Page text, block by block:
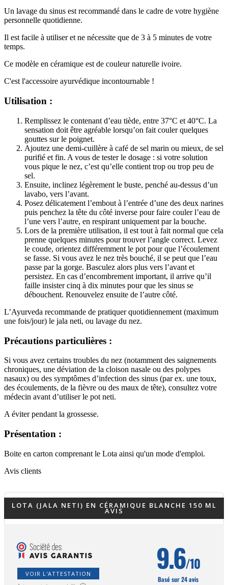
Un lavage du sinus est recommandé dans le cadre de votre hygiène
personnelle quotidienne.
Il est facile à utiliser et ne nécessite que de 3 à 5 minutes de votre
temps.
Ce modèle en céramique est de couleur naturelle ivoire.
C'est l'accessoire ayurvédique incontournable !
Utilisation :
Remplissez le contenant d’eau tiède, entre 37°C et 40°C. La
sensation doit être agréable lorsqu’on fait couler quelques
gouttes sur le poignet.
Ajoutez une demi-cuillère à café de sel marin ou mieux, de sel
purifié et fin. A vous de tester le dosage : si votre solution
vous pique le nez, c’est qu’elle contient trop ou trop peu de
sel.
Ensuite, inclinez légèrement le buste, penché au-dessus d’un
lavabo, vers l’avant.
Posez délicatement l’embout à l’entrée d’une des deux narines
puis penchez la tête du côté inverse pour faire couler l’eau de
l’une vers l’autre, en respirant uniquement par la bouche.
Lors de la première utilisation, il est tout à fait normal que cela
prenne quelques minutes pour trouver l’angle correct. Levez
le coude, orientez différemment le pot pour que l’écoulement
se fasse. Si vous avez le nez très bouché, il se peut que l’eau
passe par la gorge. Basculez alors plus vers l’avant et
persistez. En cas d’encombrement important, il arrive qu’il
faille insister cinq à dix minutes pour que les sinus se
débouchent. Renouvelez ensuite de l’autre côté.
L’Ayurveda recommande de pratiquer quotidiennement (maximum
une fois/jour) le jala neti, ou lavage du nez.
Précautions particulières :
Si vous avez certains troubles du nez (notamment des saignements
chroniques, une déviation de la cloison nasale ou des polypes
nasaux) ou des symptômes d’infection des sinus (par ex. une toux,
des écoulements, de la fièvre ou des maux de tête), consultez votre
médecin avant d’utiliser le pot neti.
A éviter pendant la grossesse.
Présentation :
Boite en carton comprenant le Lota ainsi qu'un mode d'emploi.
Avis clients
LOTA (JALA NETI) EN CÉRAMIQUE BLANCHE 150 ML
AVIS
VOIR L'ATTESTATION 9.6/10
Basé sur 24 avis